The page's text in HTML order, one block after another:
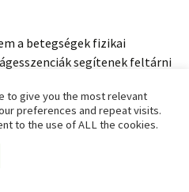
a betegségek fizikai
segítenek feltárni
egyén „isteni tervéhez”.
ezek a leki okok
válnak, hiszen már
to give you the most relevant
preferences and repeat visits.
to the use of ALL the cookies.